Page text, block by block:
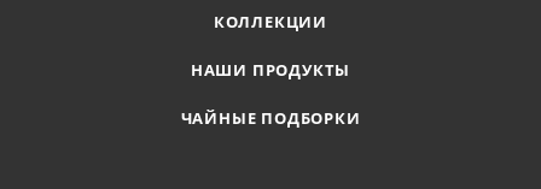
КОЛЛЕКЦИИ
НАШИ ПРОДУКТЫ
ЧАЙНЫЕ ПОДБОРКИ